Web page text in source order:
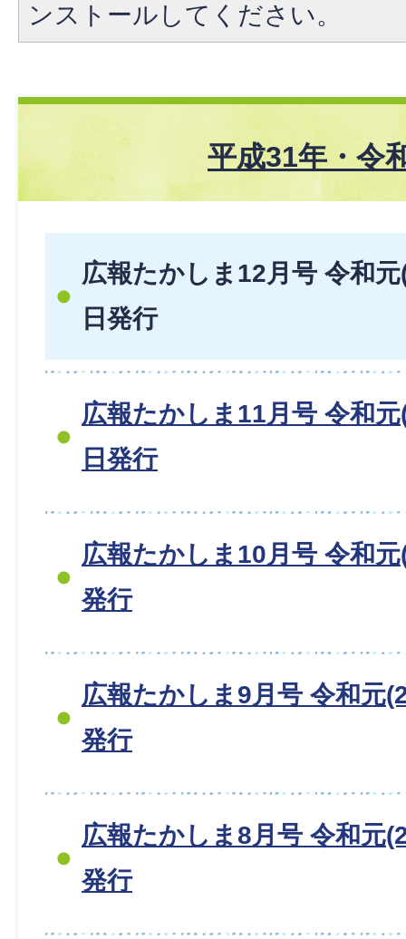
ンストールしてください。
平成31年・令
広報たかしま12月号 令和
日発行
広報たかしま11月号 令和
日発行
広報たかしま10月号 令和
発行
広報たかしま9月号 令和元
発行
広報たかしま8月号 令和元
発行